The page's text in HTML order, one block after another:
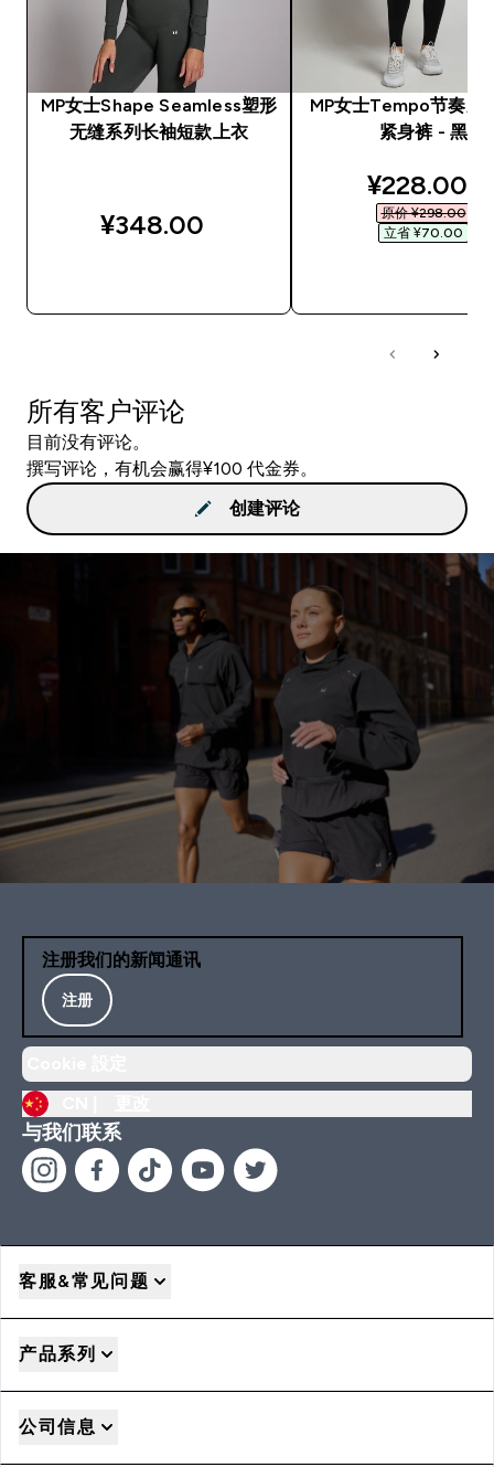
MP女士Shape Seamless塑形
无缝系列长袖短款上衣
¥348.00‎
MP女士Tempo节奏系
紧身裤 - 黑
¥228.00‎
原价 ¥298.00‎
立省 ¥70.00‎
所有客户评论
目前没有评论。
撰写评论，有机会赢得¥100 代金券。
创建评论
注册我们的新闻通讯
注册
与我们联系
客服&常见问题
产品系列
公司信息